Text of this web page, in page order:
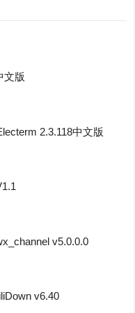
文版
2.3.118中文版
v5.0.0.0
v6.40